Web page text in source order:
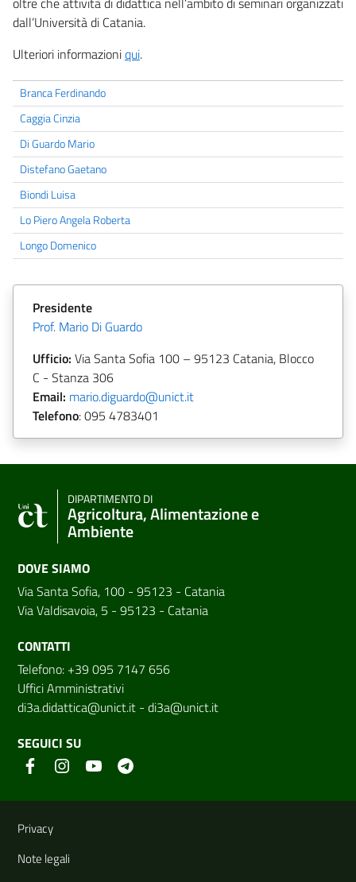
dall’Università di Catania.
Ulteriori informazioniqui.
Branca Ferdinando
Caggia Cinzia
Di Guardo Mario
Distefano Gaetano
Biondi Luisa
Lo Piero Angela Roberta
Longo Domenico
Presidente
Prof. Mario Di Guardo
Ufficio: Via Santa Sofia 100 – 95123 Catania, Blocco
C - Stanza 306
Email: mario.diguardo@unict.it
Telefono:095 4783401
DIPARTIMENTO DI
Agricoltura, Alimentazione e
Ambiente
DOVE SIAMO
Via Santa Sofia, 100 - 95123 - Catania
Via Valdisavoia, 5 - 95123 - Catania
CONTATTI
Telefono: +39 095 7147 656
Uffici Amministrativi
di3a.didattica@unict.it - di3a@unict.it
SEGUICI SU
Link e informazioni utili
Privacy
Note legali